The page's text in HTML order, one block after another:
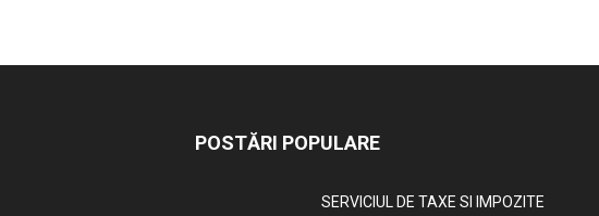
POSTĂRI POPULARE
SERVICIUL DE TAXE SI IMPOZITE